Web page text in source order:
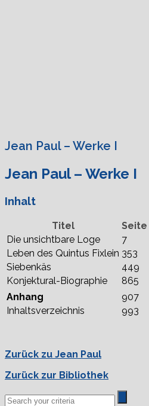
Jean Paul – Werke I
Jean Paul – Werke I
Inhalt
Titel
Seite
Die unsichtbare Loge
7
Leben des Quintus Fixlein 353
Siebenkäs
449
Konjektural-Biographie
865
Anhang
907
Inhaltsverzeichnis
993
Zurück zu Jean Paul
Zurück zur Bibliothek